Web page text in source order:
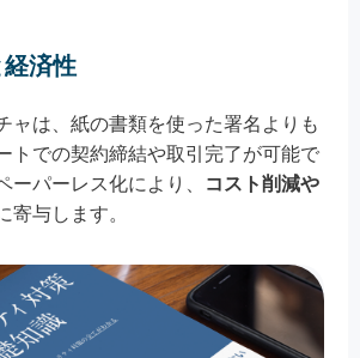
済性
ャは、紙の書類を使った署名よりも
トでの契約締結や取引完了が可能で
ーパーレス化により、
コスト削減や
寄与します。